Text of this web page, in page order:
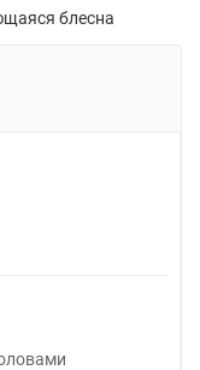
блесна